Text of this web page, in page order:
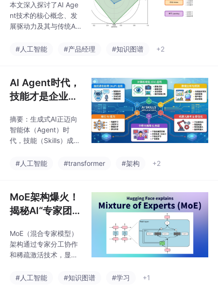
长上下文，并创新性地
通过纯文本SFT激活视
觉能力，实现文本-视觉
t Swarm架构采用解耦
进化之路！
本文深入探讨了AI Age
nt技术的核心概念、发
展驱动力及其与传统AI
了Agent的四大核心能
代码助手、数据分析、
自动化办公和智能客服
等领域的应用场景。同
Agent技术面临的挑
战，并展望了未来的发
展方向，为开发者提供
议，强调了Agent技术
意义。
#人工智能 #产品经理 #知识图谱 +2
AI Agent时代，
技能才是企业真
摘要：生成式AI正迈向
智能体（Agent）时
代，技能（Skills）成为
能不仅是技术实现，更
动IT架构从数据暴露转
向能力操作。文章分析
了技能的技术本质、与
执行机制、企业集成方
案（如MCP协议）、技
能资产库建设及安全治
能管理视为新型人力资
#人工智能 #transformer #架构 +2
MoE架构爆火！
揭秘AI“专家团”
低成本，性能竟
对标GPT-4？
MoE（混合专家模型）
架构通过专家分工协作
和稀疏激活技术，显著
其核心在于专家网络专
#人工智能 #知识图谱 #学习 +1